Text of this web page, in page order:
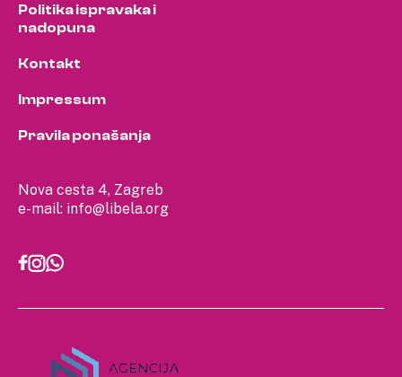
Nova cesta 4, Zagreb
e-mail: info@libela.org
Politika ispravaka i
nadopuna
Kontakt
Impressum
Pravila ponašanja